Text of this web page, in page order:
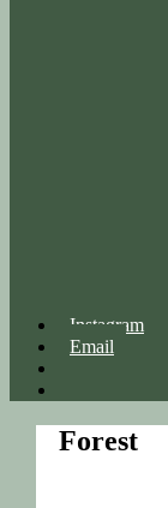
Instagram
Email
Forest